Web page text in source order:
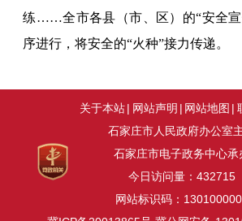
练……全市各县（市、区）的“安全宣
序进行，将安全的“火种”接力传递。
关于本站| 网站声明 | 网站地图 |
石家庄市人民政府办公室
石家庄市电子政务中心承
今日访问量： 432715
网站标识码：